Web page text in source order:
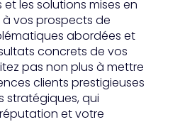
les solutions mises en
vos prospects de
abordées et
concrets de vos
pas non plus à mettre
clients prestigieuses
stratégiques, qui
et votre